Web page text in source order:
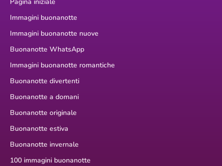
Immagini buonanotte
Immagini buonanotte nuove
Buonanotte WhatsApp
Immagini buonanotte romantiche
Buonanotte divertenti
Buonanotte a domani
Buonanotte originale
Buonanotte estiva
Buonanotte invernale
100 immagini buonanotte